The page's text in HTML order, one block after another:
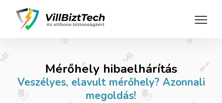
Mérőhely hibaelhárítás
Veszélyes, elavult mérőhely? Azonnali
megoldás!